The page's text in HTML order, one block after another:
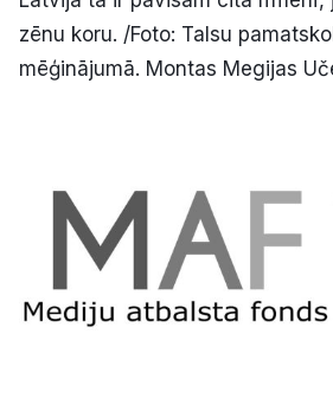
zēnu koru. /Foto: Talsu
mēģinājumā. Montas Megijas